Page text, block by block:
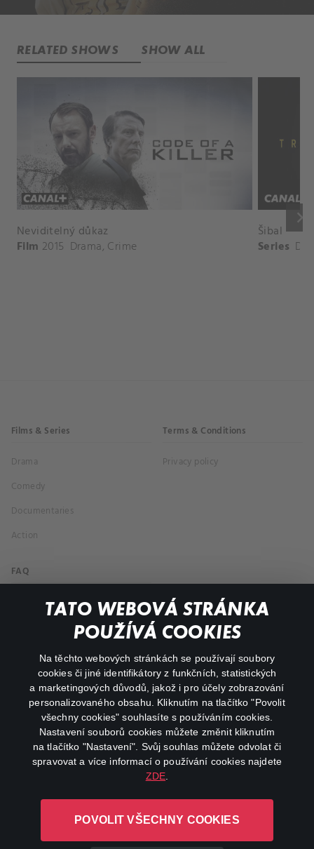
TATO WEBOVÁ STRÁNKA
POUŽÍVÁ COOKIES
Na těchto webových stránkách se používají soubory
cookies či jiné identifikátory z funkčních, statistických
a marketingových důvodů, jakož i pro účely zobrazování
personalizovaného obsahu. Kliknutím na tlačítko "Povolit
všechny cookies" souhlasíte s používáním cookies.
Nastavení souborů cookies můžete změnit kliknutím
na tlačítko "Nastavení". Svůj souhlas můžete odvolat či
spravovat a více informací o používání cookies najdete
ZDE
POVOLIT VŠECHNY COOKIES
RELATED SHOWS SHOW ALL
keyboard_arrow_right
Neviditelný důkaz
Film 2015 Drama, Crime
Šibal
Series
Films & Series
Drama
Comedy
Documentaries
Action
Terms & Conditions
Privacy policy
FAQ
My profile
facebookinstagram
youtube
L-1246 Luxembourg R.C.S.